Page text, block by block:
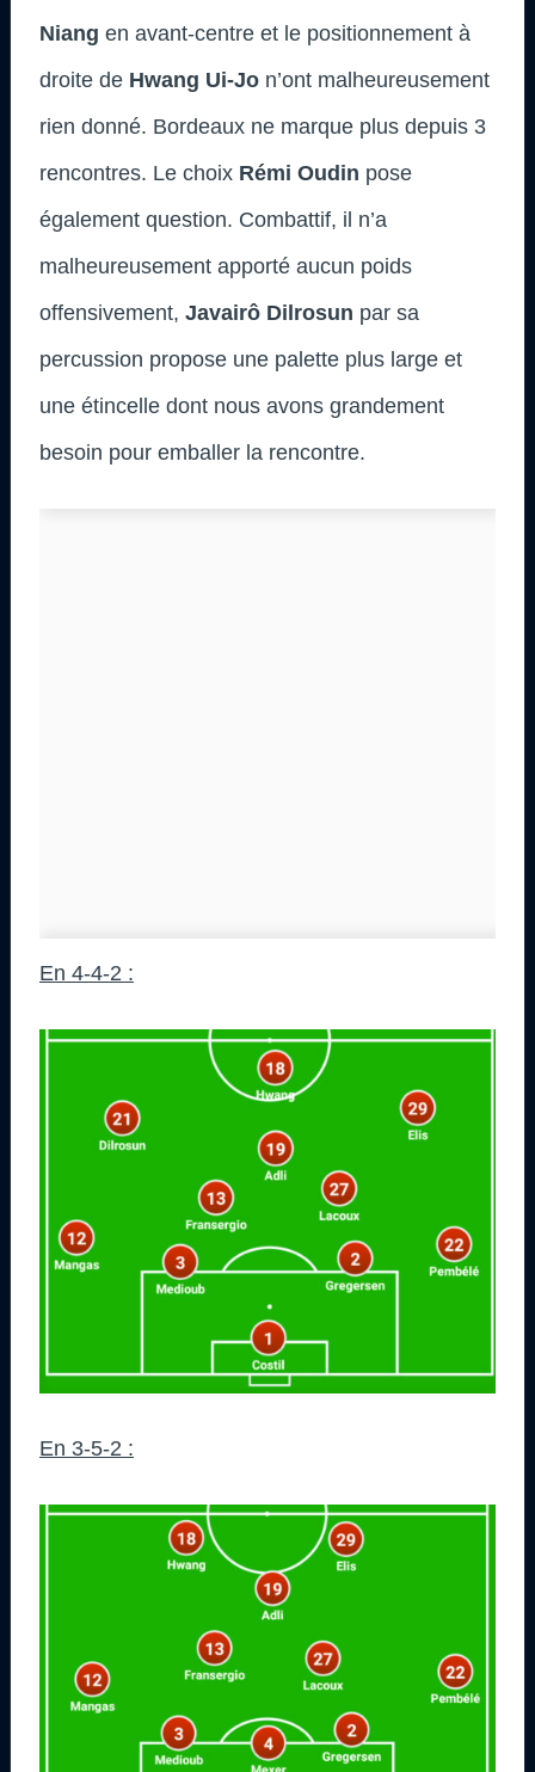
Niang en avant-centre et le positionnement à
droite de Hwang Ui-Jo n’ont malheureusement
rien donné. Bordeaux ne marque plus depuis 3
rencontres. Le choix Rémi Oudin pose
également question. Combattif, il n’a
malheureusement apporté aucun poids
offensivement, Javairô Dilrosun par sa
percussion propose une palette plus large et
une étincelle dont nous avons grandement
besoin pour emballer la rencontre.
En 4-4-2 :
En 3-5-2 :